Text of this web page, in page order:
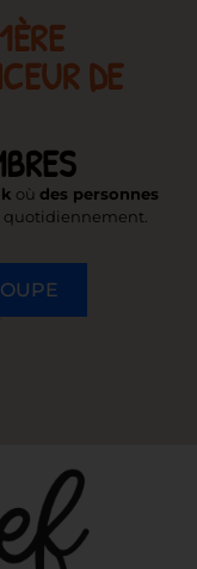
DE
où des personnes
quotidiennement.